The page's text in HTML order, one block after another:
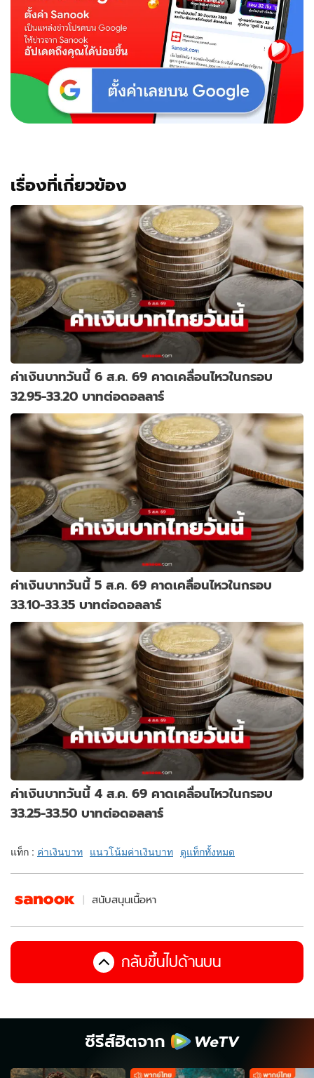
เรื่องที่เกี่ยวข้อง
ค่าเงินบาทวันนี้ 6 ส.ค. 69 คาดเคลื่อนไหวในกรอบ
32.95-33.20 บาทต่อดอลลาร์
ค่าเงินบาทวันนี้ 5 ส.ค. 69 คาดเคลื่อนไหวในกรอบ
33.10-33.35 บาทต่อดอลลาร์
ค่าเงินบาทวันนี้ 4 ส.ค. 69 คาดเคลื่อนไหวในกรอบ
33.25-33.50 บาทต่อดอลลาร์
แท็ก : ค่าเงินบาท แนวโน้มค่าเงินบาท ดูแท็กทั้งหมด
สนับสนุนเนื้อหา
กลับขึ้นไปด้านบน
ซีรีส์ฮิตจาก